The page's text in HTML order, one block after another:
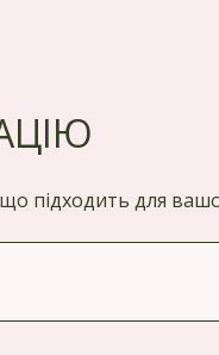
що підходить для